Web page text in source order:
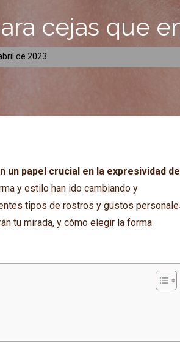
cejas que
de 2023
un papel crucial en la expresividad de
y estilo han ido cambiando y
tipos de rostros y gustos
tu mirada, y cómo elegir la forma